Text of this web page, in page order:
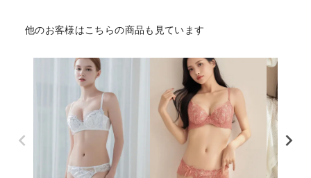
他のお客様はこちらの商品も見ています